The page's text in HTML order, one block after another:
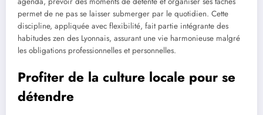
permet de ne pas se laisser submerger par le quotidien. Cette
discipline, appliquée avec flexibilité, fait partie intégrante des
habitudes zen des Lyonnais, assurant une vie harmonieuse malgré
les obligations professionnelles et personnelles.
Profiter de la culture locale pour se
détendre